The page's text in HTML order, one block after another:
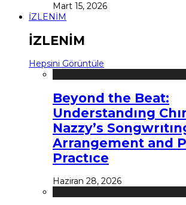
Mart 15, 2026
İZLENİM
İZLENİM
Hepsini Görüntüle
Beyond the Beat:
Understandıng
Nazzy’s
Arrangement and
Practıce
Haziran 28, 2026